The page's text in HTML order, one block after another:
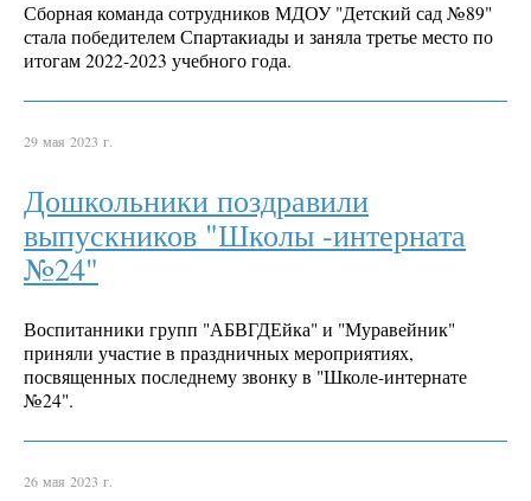
Сборная команда сотрудников МДОУ "Детский сад №89"
стала победителем Спартакиады и заняла третье место по
итогам 2022-2023 учебного года.
29 мая 2023 г.
Дошкольники поздравили
выпускников "Школы -интерната
№24"
Воспитанники групп "АБВГДЕйка" и "Муравейник"
приняли участие в праздничных мероприятиях,
посвященных последнему звонку в "Школе-интернате
№24".
26 мая 2023 г.